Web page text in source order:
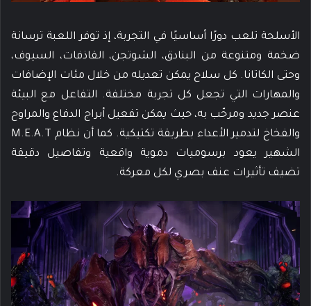
الأسلحة تلعب دورًا أساسيًا في التجربة، إذ توفر اللعبة ترسانة
ضخمة ومتنوعة من البنادق، الشوتجن، القاذفات، السيوف،
وحتى الكاتانا. كل سلاح يمكن تعديله من خلال مئات الإضافات
والمهارات التي تجعل كل تجربة مختلفة. التفاعل مع البيئة
عنصر جديد ومرحّب به، حيث يمكن تفعيل أبراج الدفاع والمراوح
والفخاخ لتدمير الأعداء بطريقة تكتيكية. كما أن نظام M.E.A.T
الشهير يعود برسوميات دموية واقعية وتفاصيل دقيقة
تضيف تأثيرات عنف بصري لكل معركة.